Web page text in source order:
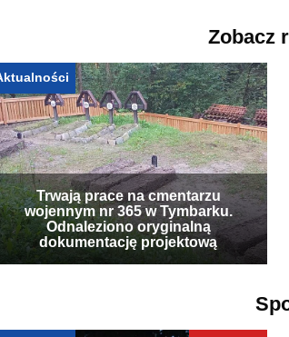
Zobacz
Trwają prace na cmentarzu
wojennym nr 365 w Tymbarku.
Odnaleziono oryginalną
dokumentację projektową